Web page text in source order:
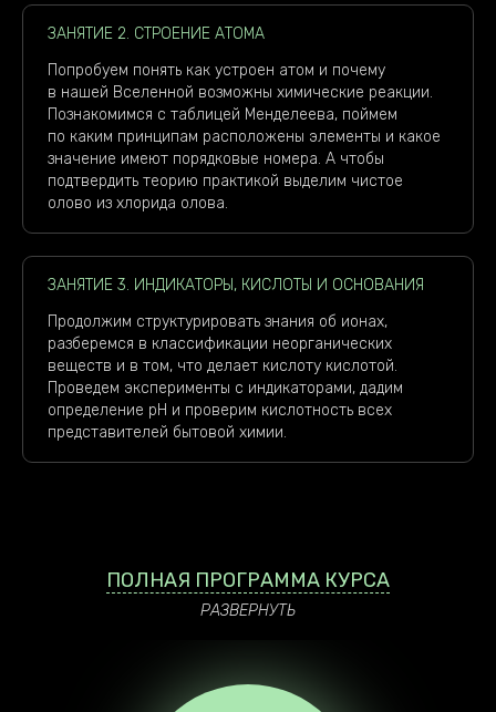
ЗАНЯТИЕ 2. СТРОЕНИЕ АТОМА
Попробуем понять как устроен атом и почему
в нашей Вселенной возможны химические реакции.
Познакомимся с таблицей Менделеева, поймем
по каким принципам расположены элементы и какое
значение имеют порядковые номера. А чтобы
подтвердить теорию практикой выделим чистое
олово из хлорида олова.
ЗАНЯТИЕ 3. ИНДИКАТОРЫ, КИСЛОТЫ И ОСНОВАНИЯ
Продолжим структурировать знания об ионах,
разберемся в классификации неорганических
веществ и в том, что делает кислоту кислотой.
Проведем эксперименты с индикаторами, дадим
определение рН и проверим кислотность всех
представителей бытовой химии.
ПОЛНАЯ ПРОГРАММА КУРСА
РАЗВЕРНУТЬ